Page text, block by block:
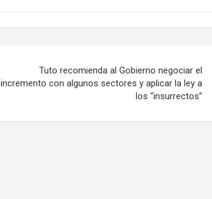
Tuto recomienda al Gobierno negociar el
incremento con algunos sectores y aplicar la ley a
los “insurrectos”